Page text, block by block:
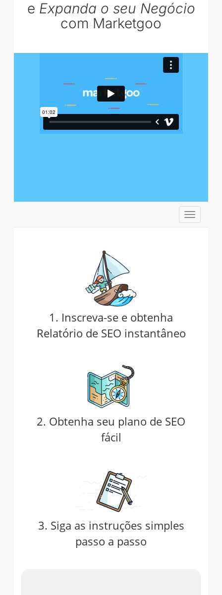
e Expanda o seu Negócio
com Marketgoo
Alternar
1. Inscreva-se e obtenha
Relatório de SEO instantâneo
2. Obtenha seu plano de SEO
fácil
3. Siga as instruções simples
passo a passo